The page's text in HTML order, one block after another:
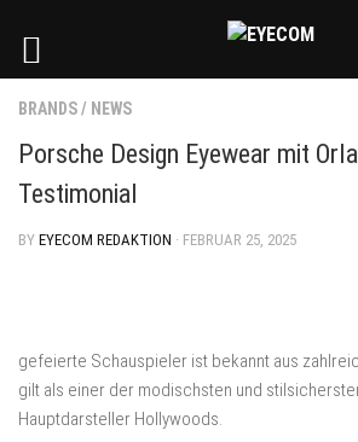
BRANDS/ NEWS
Porsche Design Eyewear mit
Testimonial
BY EYECOM REDAKTION · FEBRUAR 25, 2025
gefeierte Schauspieler ist bekannt aus
gilt als einer der modischsten und
Hauptdarsteller Hollywoods.